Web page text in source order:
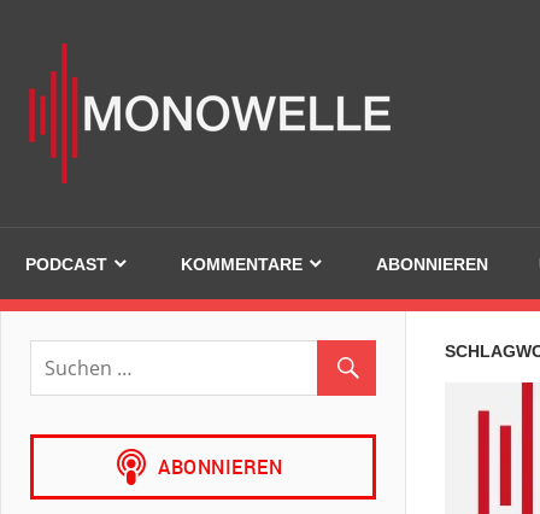
springen
PODCAST KOMMENTARE ABONNIEREN